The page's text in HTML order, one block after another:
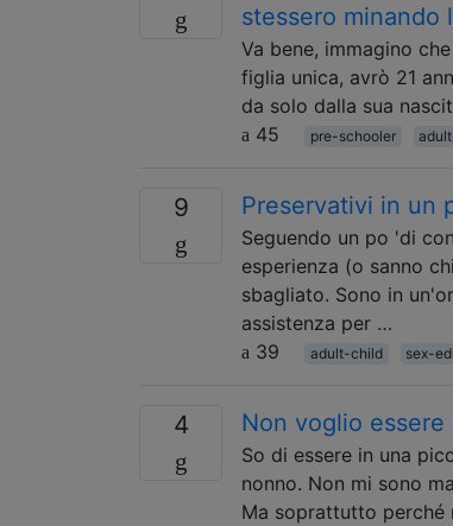
stessero minando
Va bene, immagino
figlia unica, avrò 21
da solo dalla sua
45
pre-schooler
9 Preservativi in ​​un
Seguendo un po 'di
esperienza (o sanno
sbagliato. Sono in
assistenza per …
39
adult-child sex-
4 Non voglio
So di essere in una
nonno. Non mi sono
Ma soprattutto perché